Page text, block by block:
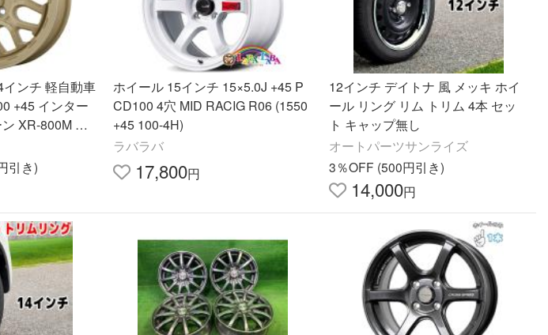
ンチ 軽自動車
+45 インター
XR-800M ME
引き)
ホイール 15インチ 15×5.0J +45 P
CD100 4穴 MID RACIG R06 (1550
+45 100-4H)
ラバラバ
17,800円
12インチ デイトナ 風 メッキ ホイ
ール リング リム トリム 4本 セッ
ト キャップ無し
オートパーツサンライズ
3％OFF (500円引き)
14,000円